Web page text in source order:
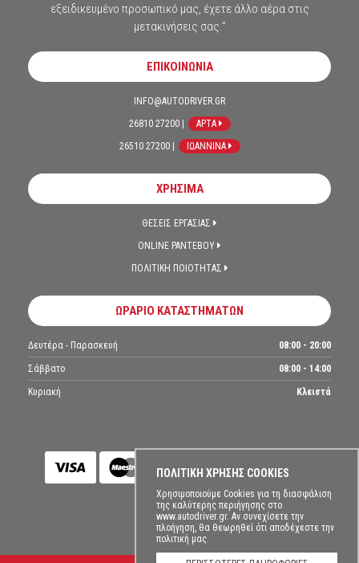
ΠΟΛΙΤΙΚΗ ΧΡΗΣΗΣ COOKIES
Χρησιμοποιούμε Cookies για τη διασφάλιση
της καλύτερης περιήγησης στο
www.autodriver.gr. Αν συνεχίσετε την
πλοήγηση, θα θεωρηθεί ότι αποδέχεστε την
πολιτική μας.
εξειδικευμένο προσωπικό μας, έχετε άλλο αέρα στις
μετακινήσεις σας.”
ΕΠΙΚΟΙΝΩΝΙΑ
INFO@AUTODRIVER.GR
26810 27200 |
ΑΡΤΑ
26510 27200 |
ΙΩΑΝΝΙΝΑ
ΧΡΗΣΙΜΑ
ΘΕΣΕΙΣ ΕΡΓΑΣΙΑΣ
ONLINE ΡΑΝΤΕΒΟΥ
ΠΟΛΙΤΙΚΗ ΠΟΙΟΤΗΤΑΣ
ΩΡΑΡΙΟ ΚΑΤΑΣΤΗΜΑΤΩΝ
Δευτέρα - Παρασκευή 08:00 - 20:00
Σάββατο 08:00 - 14:00
Κυριακή Κλειστά